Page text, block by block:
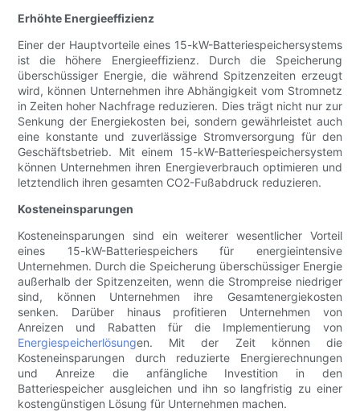
Erhöhte Energieeffizienz
Einer der Hauptvorteile eines 15-kW-Batteriespeichersystems
ist die höhere Energieeffizienz. Durch die Speicherung
überschüssiger Energie, die während Spitzenzeiten erzeugt
wird, können Unternehmen ihre Abhängigkeit vom Stromnetz
in Zeiten hoher Nachfrage reduzieren. Dies trägt nicht nur zur
Senkung der Energiekosten bei, sondern gewährleistet auch
eine konstante und zuverlässige Stromversorgung für den
Geschäftsbetrieb. Mit einem 15-kW-Batteriespeichersystem
können Unternehmen ihren Energieverbrauch optimieren und
letztendlich ihren gesamten CO2-Fußabdruck reduzieren.
Kosteneinsparungen
Kosteneinsparungen sind ein weiterer wesentlicher Vorteil
eines 15-kW-Batteriespeichers für energieintensive
Unternehmen. Durch die Speicherung überschüssiger Energie
außerhalb der Spitzenzeiten, wenn die Strompreise niedriger
sind, können Unternehmen ihre Gesamtenergiekosten
senken. Darüber hinaus profitieren Unternehmen von
Anreizen und Rabatten für die Implementierung von
Energiespeicherlösungen. Mit der Zeit können die
Kosteneinsparungen durch reduzierte Energierechnungen
und Anreize die anfängliche Investition in den
Batteriespeicher ausgleichen und ihn so langfristig zu einer
kostengünstigen Lösung für Unternehmen machen.